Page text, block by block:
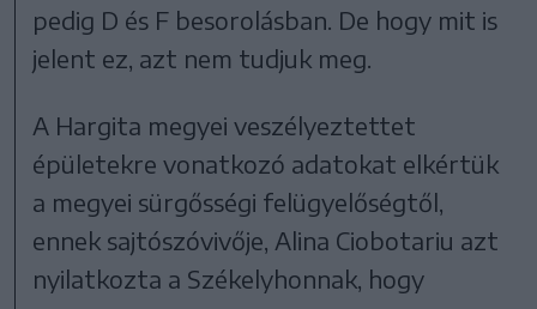
pedig D és F besorolásban. De hogy mit is
jelent ez, azt nem tudjuk meg.
A Hargita megyei veszélyeztettet
épületekre vonatkozó adatokat elkértük
a megyei sürgősségi felügyelőségtől,
ennek sajtószóvivője, Alina Ciobotariu azt
nyilatkozta a Székelyhonnak, hogy